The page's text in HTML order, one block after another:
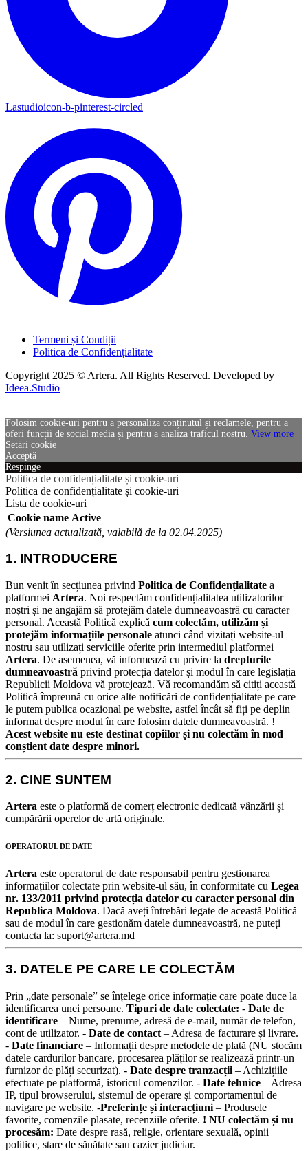
Lastudioicon-b-pinterest-circled
Termeni și Condiții
Politica de Confidențialitate
Copyright 2025 © Artera. All Rights Reserved. Developed by
Ideea.Studio
Folosim cookie-uri pentru a personaliza conținutul și reclamele, pentru a
oferi funcții de social media și pentru a analiza traficul nostru. View more
Setări cookie
Acceptă
Respinge
Politica de confidențialitate și cookie-uri
Politica de confidențialitate și cookie-uri
Lista de cookie-uri
Cookie name Active
(Versiunea actualizată, valabilă de la 02.04.2025)
1. INTRODUCERE
Bun venit în secțiunea privind Politica de Confidențialitate a
platformei Artera. Noi respectăm confidențialitatea utilizatorilor
noștri și ne angajăm să protejăm datele dumneavoastră cu caracter
personal. Această Politică explică cum colectăm, utilizăm și
protejăm informațiile personale atunci când vizitați website-ul
nostru sau utilizați serviciile oferite prin intermediul platformei
Artera. De asemenea, vă informează cu privire la drepturile
dumneavoastră privind protecția datelor și modul în care legislația
Republicii Moldova vă protejează. Vă recomandăm să citiți această
Politică împreună cu orice alte notificări de confidențialitate pe care
le putem publica ocazional pe website, astfel încât să fiți pe deplin
informat despre modul în care folosim datele dumneavoastră. !
Acest website nu este destinat copiilor și nu colectăm în mod
conștient date despre minori.
2. CINE SUNTEM
Artera este o platformă de comerț electronic dedicată vânzării și
cumpărării operelor de artă originale.
OPERATORUL DE DATE
Artera este operatorul de date responsabil pentru gestionarea
informațiilor colectate prin website-ul său, în conformitate cu Legea
nr. 133/2011 privind protecția datelor cu caracter personal din
Republica Moldova. Dacă aveți întrebări legate de această Politică
sau de modul în care gestionăm datele dumneavoastră, ne puteți
contacta la: suport@artera.md
3. DATELE PE CARE LE COLECTĂM
Prin „date personale” se înțelege orice informație care poate duce la
identificarea unei persoane. Tipuri de date colectate: - Date de
identificare – Nume, prenume, adresă de e-mail, număr de telefon,
cont de utilizator. - Date de contact – Adresa de facturare și livrare.
- Date financiare – Informații despre metodele de plată (NU stocăm
datele cardurilor bancare, procesarea plăților se realizează printr-un
furnizor de plăți securizat). - Date despre tranzacții – Achizițiile
efectuate pe platformă, istoricul comenzilor. - Date tehnice – Adresa
IP, tipul browserului, sistemul de operare și comportamentul de
navigare pe website. -Preferințe și interacțiuni – Produsele
favorite, comenzile plasate, recenziile oferite. ! NU colectăm și nu
procesăm: Date despre rasă, religie, orientare sexuală, opinii
politice, stare de sănătate sau cazier judiciar.